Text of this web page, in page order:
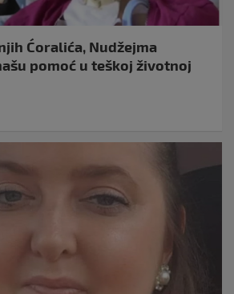
Ćoralića, Nudžejma
pomoć u teškoj životnoj